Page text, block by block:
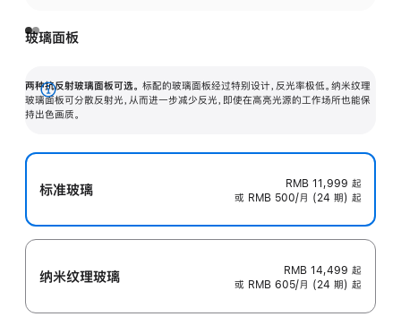
玻璃面板
两种抗反射玻璃面板可选。 标配的玻璃面板经过特别设计，反光率极低。纳米纹理
玻璃面板可分散反射光，从而进一步减少反光，即使在高亮光源的工作场所也能保
持出色画质。
展
开
标准玻璃 RMB 11,999 起
或 RMB 500/月 (24 期) 起
纳米纹理玻璃 RMB 14,499 起
或 RMB 605/月 (24 期) 起